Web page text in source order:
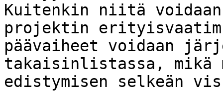
Kuitenkin niitä
projektin
päävaiheet voidaan
takaisinlistassa, mikä
edistymisen selkeän